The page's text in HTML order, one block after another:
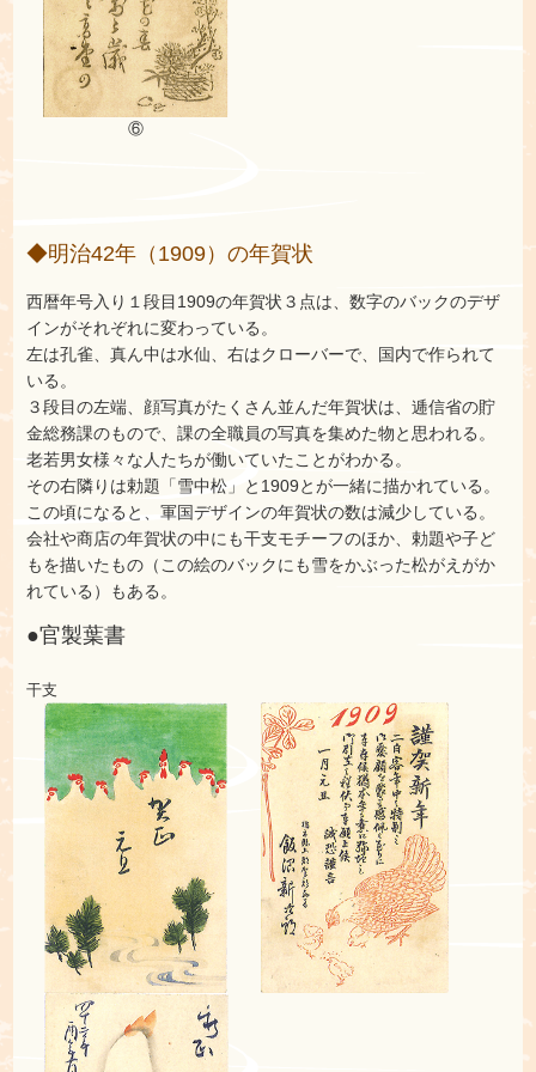
⑥
◆明治42年（1909）の年賀状
西暦年号入り１段目1909の年賀状３点は、数字のバックのデザ
インがそれぞれに変わっている。
左は孔雀、真ん中は水仙、右はクローバーで、国内で作られて
いる。
３段目の左端、顔写真がたくさん並んだ年賀状は、逓信省の貯
金総務課のもので、課の全職員の写真を集めた物と思われる。
老若男女様々な人たちが働いていたことがわかる。
その右隣りは勅題「雪中松」と1909とが一緒に描かれている。
この頃になると、軍国デザインの年賀状の数は減少している。
会社や商店の年賀状の中にも干支モチーフのほか、勅題や子ど
もを描いたもの（この絵のバックにも雪をかぶった松がえがか
れている）もある。
●官製葉書
干支